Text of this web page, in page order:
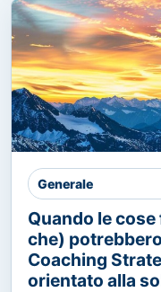
Generale
Quando le
che)
Coaching
orientato alla